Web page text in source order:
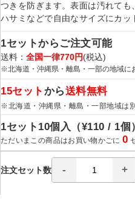
つきを防ぎます。表面は汚れても
ハサミなどで自由なサイズにカッ
1セットからご注文可能
送料： 全国一律770円(税込)
※北海道・沖縄県・離島・一部の地域に
15セット から送料無料
※北海道・沖縄県・離島・一部地域は
1セット10個入（¥110 / 1
ただいまこの商品はお買い物かごに0
注文セット数